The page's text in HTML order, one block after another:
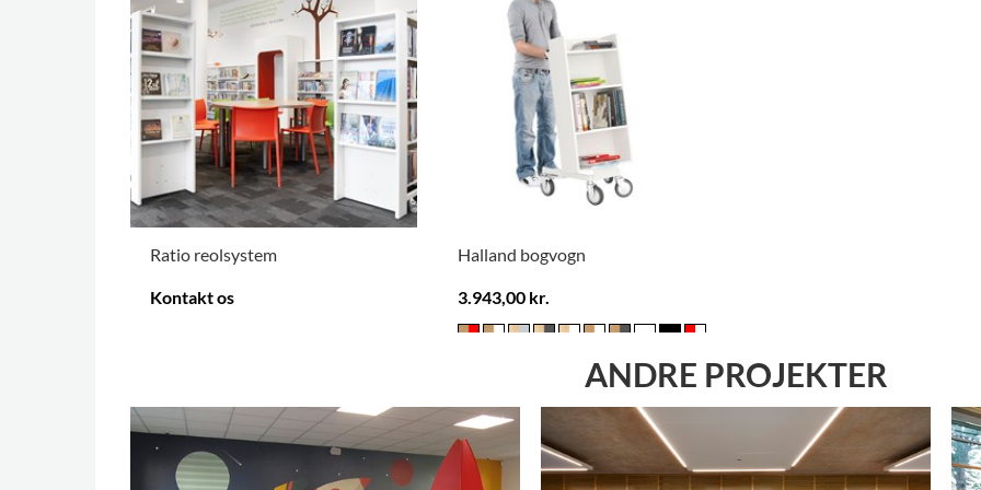
Ratio reolsystem
Kontakt os
Halland bogvogn
3.943,00 kr.
ANDRE PROJEKTER